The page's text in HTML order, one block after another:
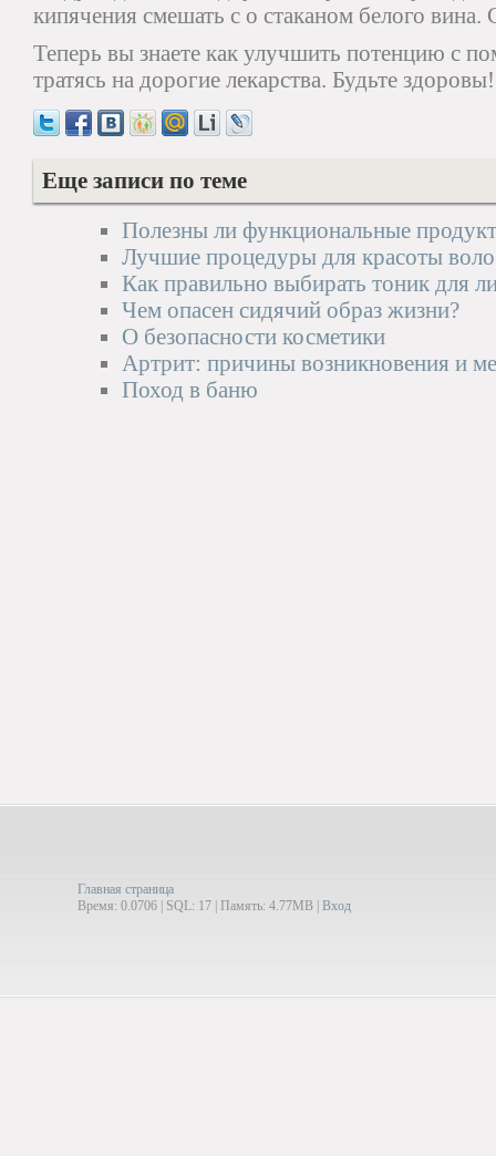
кипячения смешать с о стаканом белого
Теперь вы знаете как улучшить потенцию с
тратясь на дорогие лекарства. Будьте здоровы!
Еще записи по теме
Полезны ли функциональные
Лучшие процедуры для красоты
Как правильно выбирать тоник для
Чем опасен сидячий образ жизни?
О безопасности косметики
Артрит: причины возникновения и
Поход в баню
Главная страница
Время: 0.0706 | SQL: 17 | Память: 4.77MB Вход